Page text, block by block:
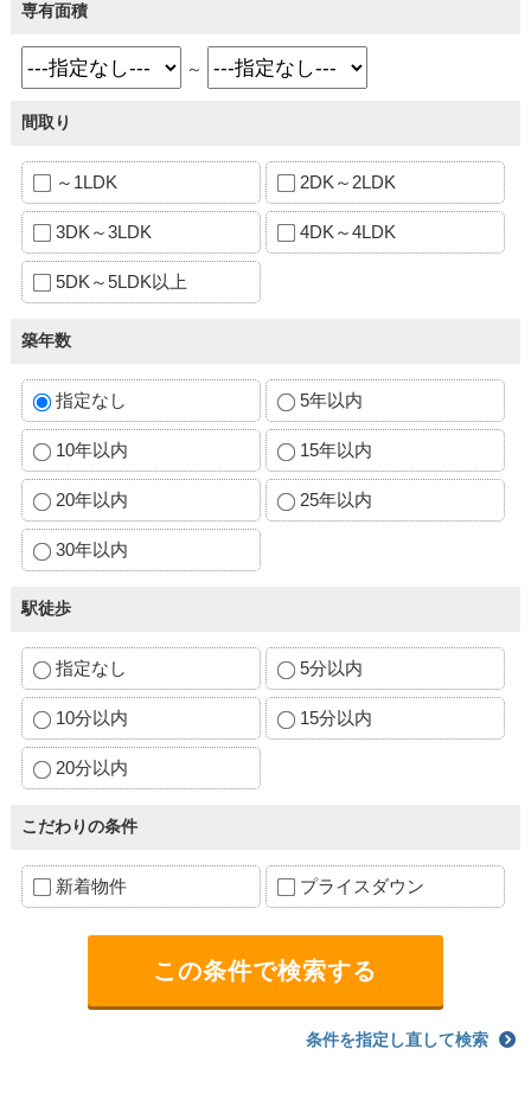
専有面積
～
間取り
～1LDK 2DK～2LDK
3DK～3LDK 4DK～4LDK
5DK～5LDK以上
築年数
指定なし 5年以内
10年以内 15年以内
20年以内 25年以内
30年以内
駅徒歩
指定なし 5分以内
10分以内 15分以内
20分以内
こだわりの条件
新着物件 プライスダウン
条件を指定し直して検索